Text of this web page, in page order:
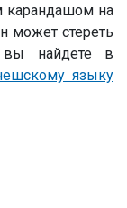
карандашом на
может стереть
вы найдете в
языку